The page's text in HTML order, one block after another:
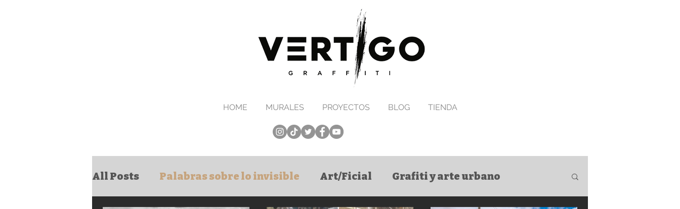
HOME MURALES PROYECTOS BLOG TIENDA
All Posts Palabras sobre lo invisible Art/Ficial Grafiti y arte urbano